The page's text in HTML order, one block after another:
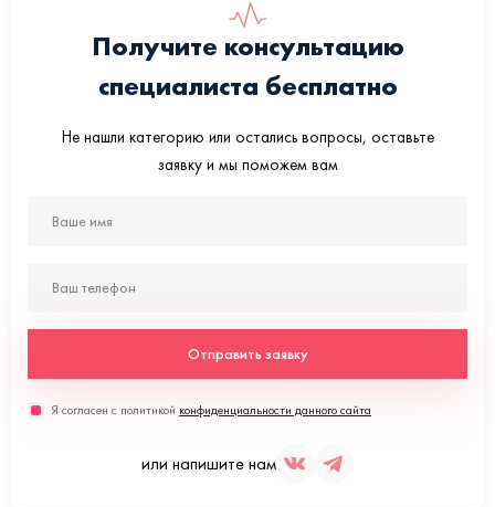
Получите консультацию
специалиста бесплатно
Не нашли категорию или остались вопросы, оставьте
заявку и мы поможем вам
Отправить заявку
Я согласен с политикой конфиденциальности данного сайта
или напишите нам